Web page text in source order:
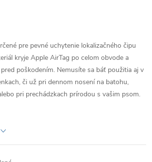
pre pevné uchytenie lokalizačného čipu
kryje Apple AirTag po celom obvode a
poškodením. Nemusíte sa báť použitia aj v
či už pri dennom nosení na batohu,
pri prechádzkach prírodou s vašim psom.